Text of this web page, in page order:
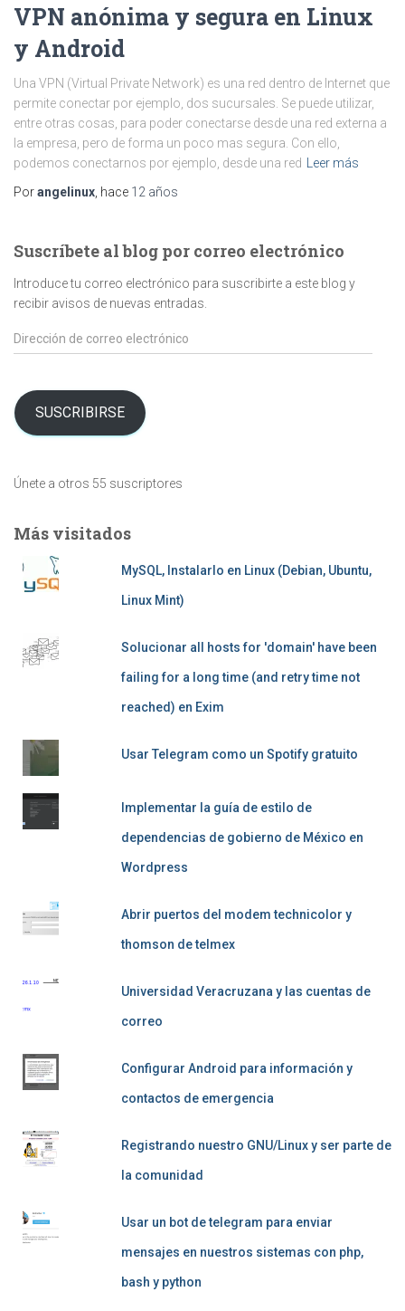
VPN anónima y segura en Linux
y Android
Una VPN (Virtual Private Network) es una red dentro de Internet que
permite conectar por ejemplo, dos sucursales. Se puede utilizar,
entre otras cosas, para poder conectarse desde una red externa a
la empresa, pero de forma un poco mas segura. Con ello,
podemos conectarnos por ejemplo, desde una red
Leer más
Porangelinux , hace 12 años
Suscríbete al blog por correo electrónico
Introduce tu correo electrónico para suscribirte a este blog y
recibir avisos de nuevas entradas.
Dirección
de
electrónico
SUSCRIBIRSE
Únete a otros 55 suscriptores
Más visitados
MySQL, Instalarlo en Linux (Debian, Ubuntu,
Linux Mint)
Solucionar all hosts for 'domain' have been
failing for a long time (and retry time not
reached) en Exim
Usar Telegram como un Spotify gratuito
Implementar la guía de estilo de
dependencias de gobierno de México en
Wordpress
Abrir puertos del modem technicolor y
thomson de telmex
Universidad Veracruzana y las cuentas de
correo
Configurar Android para información y
contactos de emergencia
Registrando nuestro GNU/Linux y ser parte de
la comunidad
Usar un bot de telegram para enviar
mensajes en nuestros sistemas con php,
bash y python